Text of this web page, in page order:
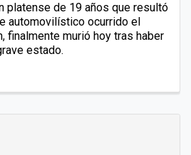
platense de 19 años que resultó
automovilístico ocurrido el
finalmente murió hoy tras haber
estado.